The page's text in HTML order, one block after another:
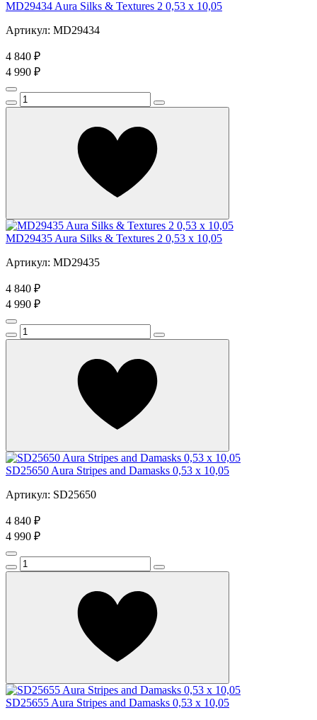
MD29434 Aura Silks & Textures 2 0,53 x 10,05
Артикул: MD29434
4 840 ₽
4 990 ₽
MD29435 Aura Silks & Textures 2 0,53 x 10,05
Артикул: MD29435
4 840 ₽
4 990 ₽
SD25650 Aura Stripes and Damasks 0,53 x 10,05
Артикул: SD25650
4 840 ₽
4 990 ₽
SD25655 Aura Stripes and Damasks 0,53 x 10,05